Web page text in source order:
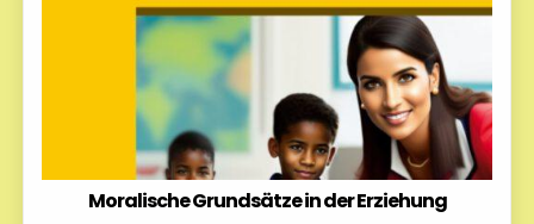
Moralische Grundsätze in der Erziehung